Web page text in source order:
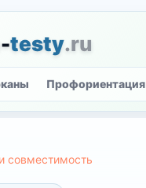
testy.ru
Профориентация
совместимость